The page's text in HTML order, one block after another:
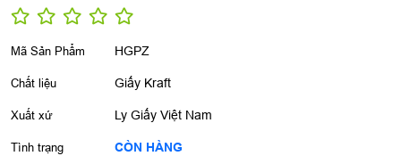
Mã Sản Phẩm HGPZ
Chất liệu Giấy Kraft
Xuất xứ Ly Giấy Việt Nam
Tình trạng CÒN HÀNG